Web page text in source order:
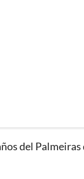
del